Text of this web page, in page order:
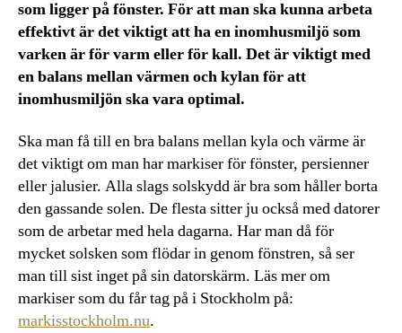
som ligger på fönster. För att man ska kunna arbeta
effektivt är det viktigt att ha en inomhusmiljö som
varken är för varm eller för kall. Det är viktigt med
en balans mellan värmen och kylan för att
inomhusmiljön ska vara optimal.
Ska man få till en bra balans mellan kyla och värme är
det viktigt om man har markiser för fönster, persienner
eller jalusier. Alla slags solskydd är bra som håller borta
den gassande solen. De flesta sitter ju också med datorer
som de arbetar med hela dagarna. Har man då för
mycket solsken som flödar in genom fönstren, så ser
man till sist inget på sin datorskärm. Läs mer om
markiser som du får tag på i Stockholm på:
markisstockholm.nu.